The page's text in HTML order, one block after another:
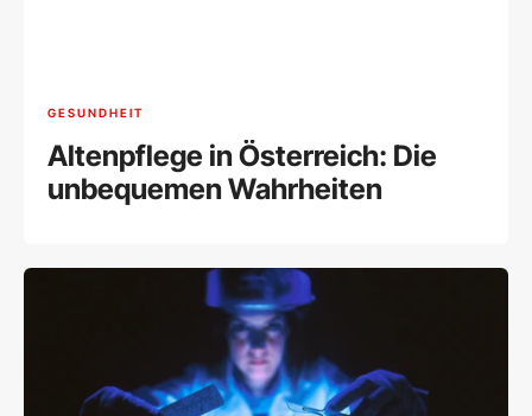
GESUNDHEIT
Altenpflege in Österreich: Die
unbequemen Wahrheiten